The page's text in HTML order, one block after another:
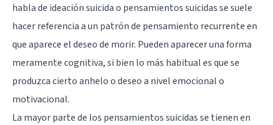
habla de ideación suicida o pensamientos suicidas se suele
hacer referencia a un patrón de pensamiento recurrente en
que aparece el deseo de morir. Pueden aparecer una forma
meramente cognitiva, si bien lo más habitual es que se
produzca cierto anhelo o deseo a nivel emocional o
motivacional.
La mayor parte de los pensamientos suicidas se tienen en